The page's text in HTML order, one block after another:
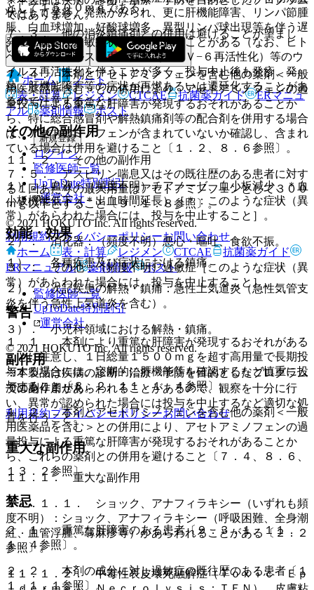
状として発疹、発熱がみられ、更に肝機能障害、リンパ節腫
脹、白血球増加、好酸球増多、異型リンパ球出現等を伴う遅
発性の重篤な過敏症状があらわれることがある（なお、ヒト
ヘルペスウイルス６再活性化（ＨＨＶ−６再活性化）等のウ
イルス再活性化を伴うことが多く、投与中止後も発疹、発
熱、肝機能障害等の症状が再燃あるいは遷延化することがあ
るので注意すること）。
その他の副作用
１１．２． その他の副作用
１）． 血液：（頻度不明）チアノーゼ、血小板減少、＊血
小板機能低下（＊出血時間延長）［＊：このような症状（異
常）があらわれた場合には、投与を中止すること］。
２）． 消化器：（頻度不明）悪心・嘔吐、食欲不振。
３）． その他：（頻度不明）過敏症［このような症状（異
常）があらわれた場合には、投与を中止すること］。
警告
１．１． 本剤により重篤な肝障害が発現するおそれがある
ことに注意し、１日総量１５００ｍｇを超す高用量で長期投
与する場合には、定期的に肝機能等を確認するなど慎重に投
与すること〔８．２、１１．１．４参照〕。
１．２． 本剤とアセトアミノフェンを含む他の薬剤＜一般
用医薬品を含む＞との併用により、アセトアミノフェンの過
量投与による重篤な肝障害が発現するおそれがあることか
ら、これらの薬剤との併用を避けること〔７．４、８．６、
１３．２参照〕。
禁忌
２．１． 重篤な肝障害のある患者〔９．３．１、１１．
１．４参照〕。
２．２． 本剤の成分に対し過敏症の既往歴のある患者〔１
１．１．１参照〕。
として１５００ｍｇである。
７．３． 他の消炎鎮痛剤との併用は避けることが望まし
い。
７．４． 本剤とアセトアミノフェンを含む他の薬剤＜一般
用医薬品を含む＞との併用により、アセトアミノフェンの過
量投与による重篤な肝障害が発現するおそれがあることか
ら、特に総合感冒剤や解熱鎮痛剤等の配合剤を併用する場合
は、アセトアミノフェンが含まれていないか確認し、含まれ
ている場合は併用を避けること〔１．２、８．６参照〕。
７．５． アスピリン喘息又はその既往歴のある患者に対す
る１回あたりの最大用量はアセトアミノフェンとして３００
ｍｇ以下とすること〔９．１．８参照〕。
効能・効果
１）． 各種疾患及び症状における鎮痛。
２）． 次記疾患の解熱・鎮痛：急性上気道炎（急性気管支
炎を伴う急性上気道炎を含む）。
３）． 小児科領域における解熱・鎮痛。
副作用
次の副作用があらわれることがあるので、観察を十分に行
い、異常が認められた場合には投与を中止するなど適切な処
置を行うこと。
重大な副作用
１１．１． 重大な副作用
１１．１．１． ショック、アナフィラキシー（いずれも頻
度不明）：ショック、アナフィラキシー（呼吸困難、全身潮
紅、血管浮腫、蕁麻疹等）があらわれることがある〔２．２
参照〕。
１１．１．２． 中毒性表皮壊死融解症（Ｔｏｘｉｃ Ｅｐ
ではありません。
ホーム
ノート
表・計算
レジメン CTCAE 抗菌薬ガイド
ERマニュ
アル
薬剤情報 ポスト
新規登録
ログイン
監修医師一覧
UpToDate特別割引
運営会社
© 2021 HOKUTO Inc. All rights reserved.
利用規約プライバシーポリシーお問い合わせ
ホーム
表・計算 レジメン CTCAE
抗菌薬ガイド
ERマニュアル
薬剤情報 ポスト
監修医師一覧
UpToDate特別割引
運営会社
© 2021 HOKUTO Inc. All rights reserved.
※本製品は疾病の診断・治療・予防を目的としたプログラム
ではありません。
利用規約プライバシーポリシーお問い合わせ